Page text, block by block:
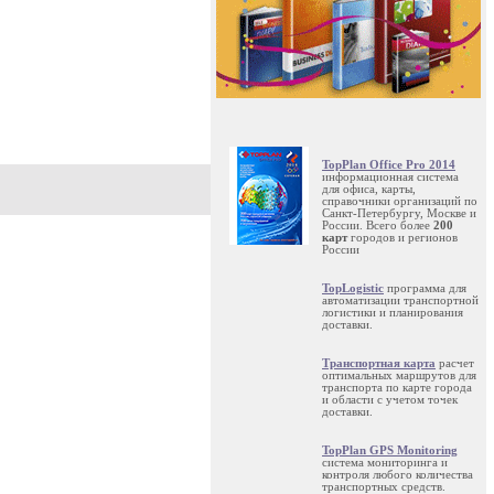
TopPlan Office Pro 2014
информационная система
для офиса, карты,
справочники организаций по
Санкт-Петербургу, Москве и
России. Всего более 200
картгородов и регионов
России
TopLogistic программа для
автоматизации транспортной
логистики и планирования
доставки.
Транспортная карта расчет
оптимальных маршрутов для
транспорта по карте города
и области с учетом точек
доставки.
TopPlan GPS Monitoring
система мониторинга и
контроля любого количества
транспортных средств.